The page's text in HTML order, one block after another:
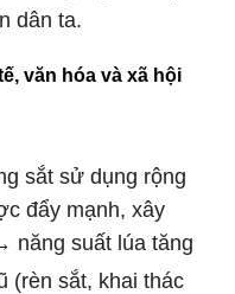
dân ta.
văn hóa và xã hội
sắt sử dụng rộng
đẩy mạnh, xây
năng suất lúa tăng
(rèn sắt, khai thác